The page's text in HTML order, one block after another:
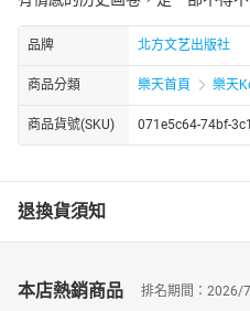
品牌 北方文艺出版社
商品分類 樂天首頁 樂天
商品貨號(SKU) 071e5c64-74bf-
退換貨須知
本店熱銷商品 排名期間：2026/